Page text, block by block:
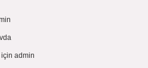
için admin